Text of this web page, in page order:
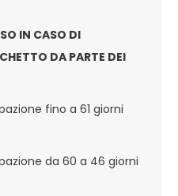
IN CASO DI
DA PARTE DEI
fino a 61 giorni
da 60 a 46 giorni